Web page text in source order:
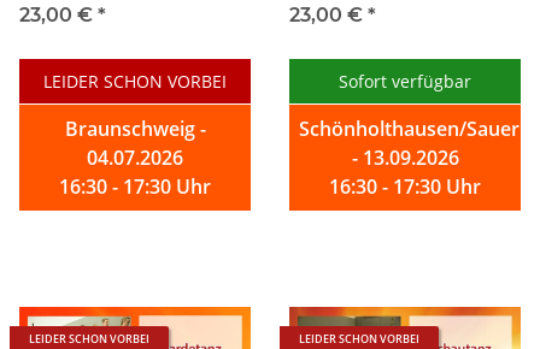
23,00 € *
LEIDER SCHON VORBEI
Braunschweig -
04.07.2026
16:30 - 17:30 Uhr
23,00 € *
Sofort verfügbar
Schönholthausen/
- 13.09.2026
16:30 - 17:30 Uhr
LEIDER SCHON VORBEI LEIDER SCHON VORBEI